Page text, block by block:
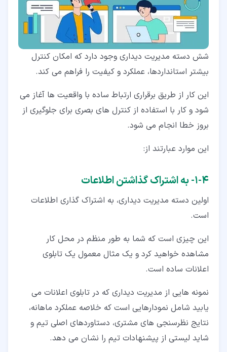
شش دسته مدیریت دیداری وجود دارد که امکان کنترل
بیشتر استانداردها، عملکرد و کیفیت را فراهم می کند.
این کار از طریق برقراری ارتباط ساده با واقعیت ها آغاز می
شود و کار با استفاده از کنترل های بصری برای جلوگیری از
بروز خطا انجام می شود.
این موارد عبارتند از:
۴‏-‏۱‏- به اشتراک گذاشتن اطلاعات
اولین دسته مدیریت دیداری، به اشتراک گذاری اطلاعات
است.
این چیزی است که شما به طور منظم در محل کار
مشاهده خواهید کرد و یک مثال معمول یک تابلوی
اعلانات ساده است.
نمونه هایی از مدیریت دیداری که در تابلوی اعلانات می
یابید شامل نمودارهایی است که خلاصه عملکرد ماهانه،
نتایج نظرسنجی های مشتری، دستاوردهای اصلی تیم و
شاید لیستی از پیشنهادات تیم را نشان می دهد.